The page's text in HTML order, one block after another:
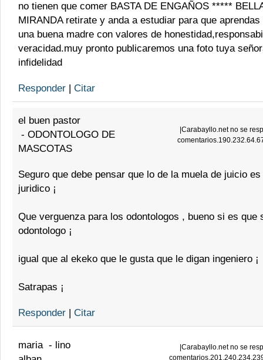
no tienen que comer BASTA DE ENGAÑOS *****
MIRANDA retirate y anda a estudiar para que
una buena madre con valores de
veracidad.muy pronto publicaremos una foto tuya
infidelidad
Responder | Citar
el buen pastor
- ODONTOLOGO DE
MASCOTAS
Carabayllo.net no se
Seguro que debe pensar que lo de la muela de juicio
juridico ¡
Que verguenza para los odontologos , bueno si es que
odontologo ¡
igual que al ekeko que le gusta que le digan ingeniero ¡
Satrapas ¡
Responder | Citar
maria- lino
Carabayllo.net no se